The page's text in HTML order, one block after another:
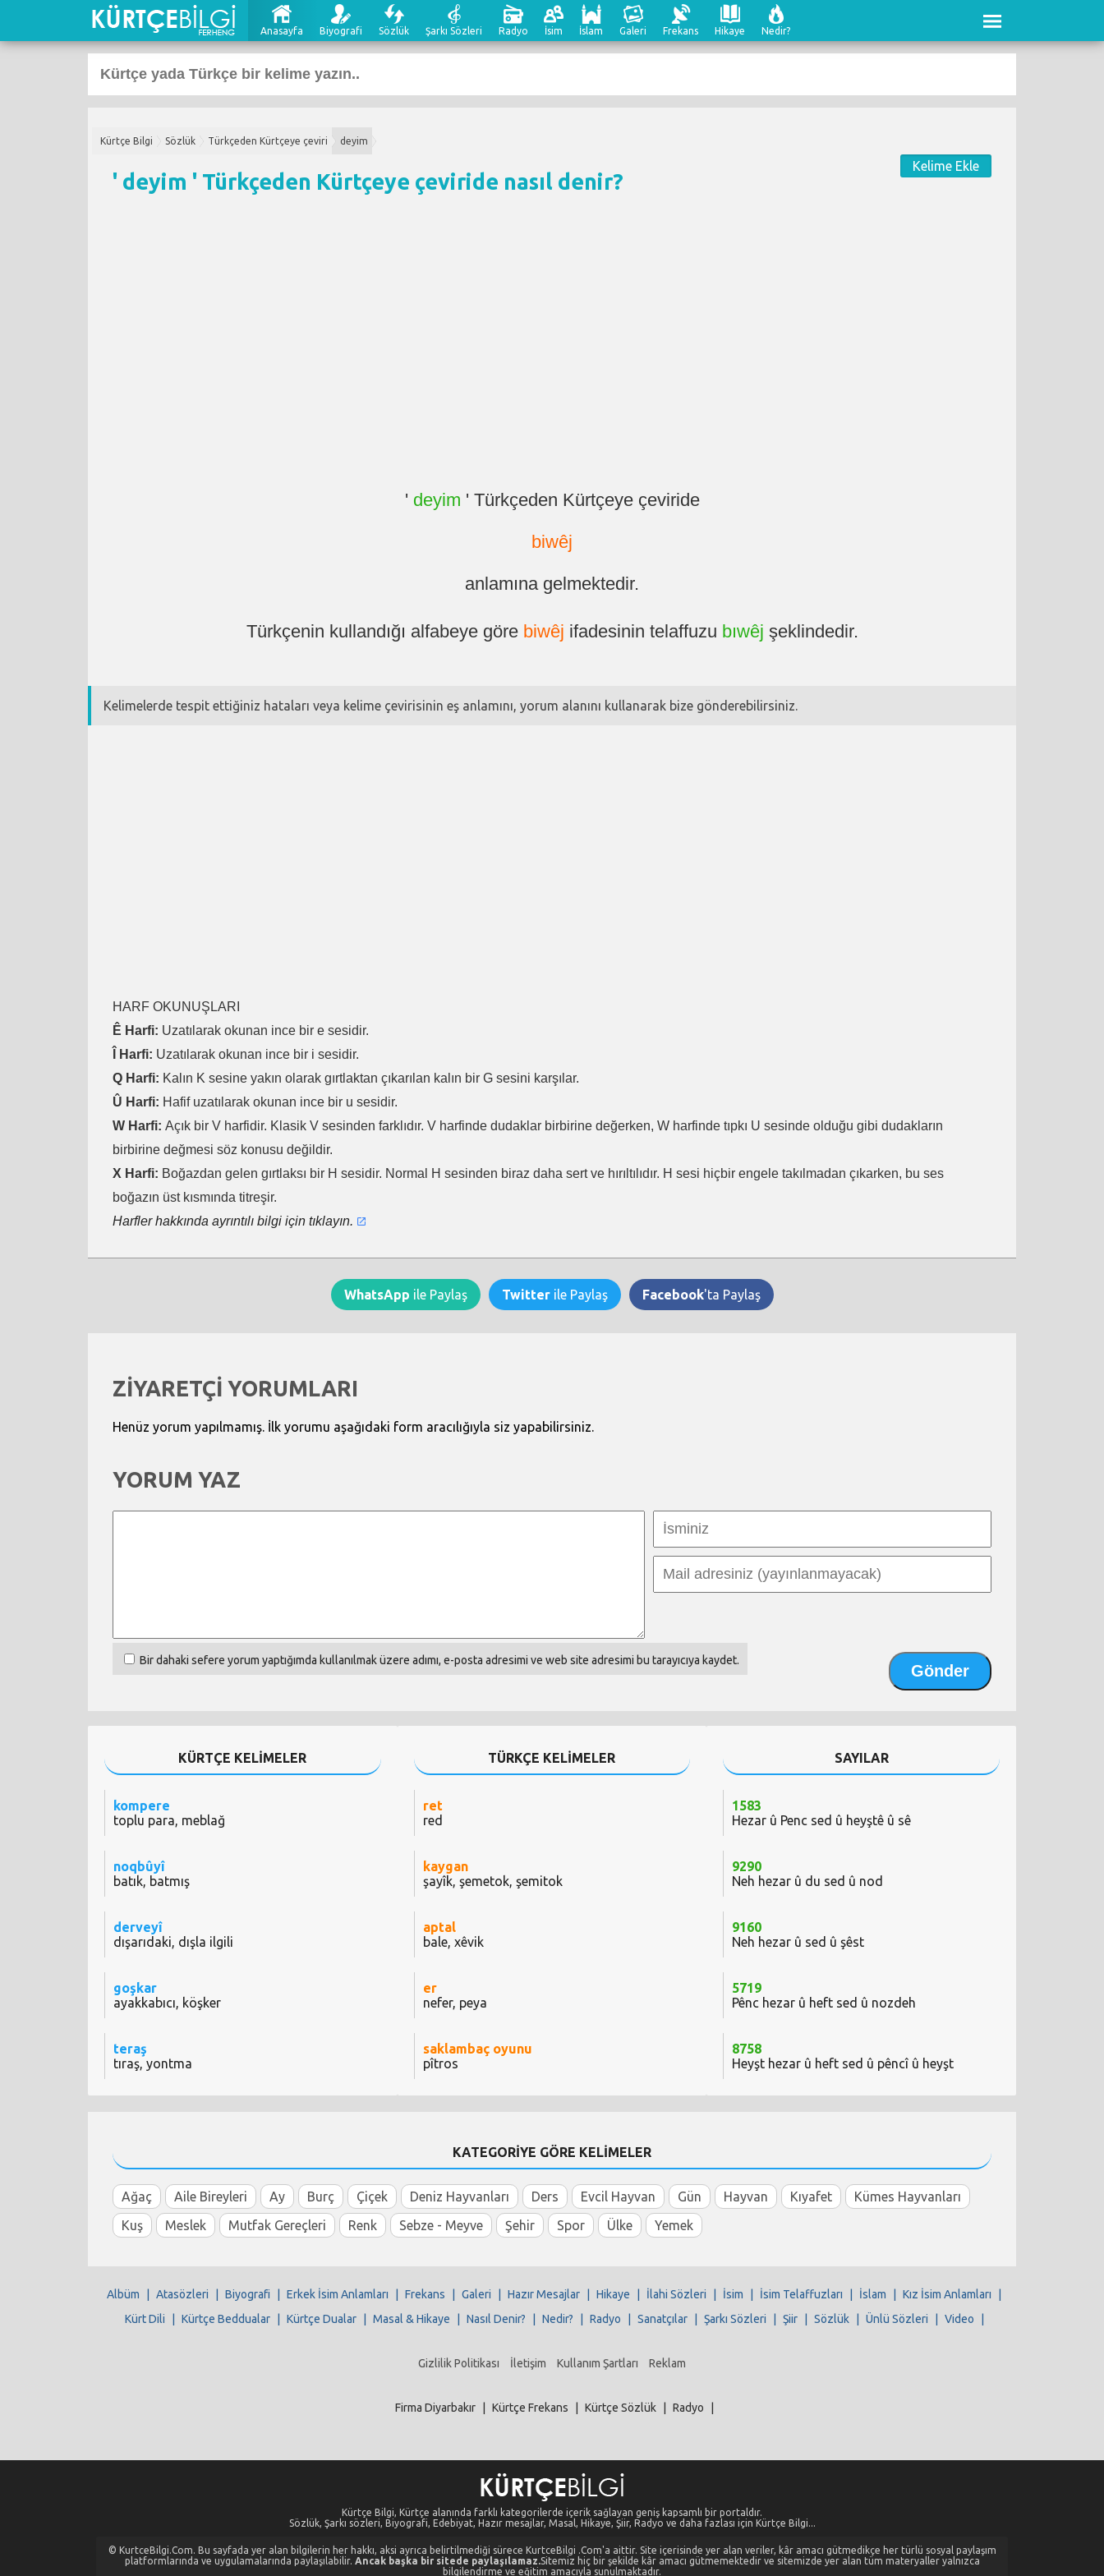
Anasayfa Biyografi Sözlük Şarkı Sözleri Radyo İsim İslam Galeri Frekans Hikaye Nedir?
Kürtçe Bilgi Sözlük Türkçeden Kürtçeye çeviri deyim
Kelime Ekle
' deyim ' Türkçeden Kürtçeye çeviride nasıl denir?
' deyim ' Türkçeden Kürtçeye çeviride
biwêj
anlamına gelmektedir.
Türkçenin kullandığı alfabeye göre biwêj ifadesinin telaffuzu bıwêj şeklindedir.
Kelimelerde tespit ettiğiniz hataları veya kelime çevirisinin eş anlamını, yorum alanını kullanarak bize gönderebilirsiniz.
HARF OKUNUŞLARI
Ê Harfi: Uzatılarak okunan ince bir e sesidir.
Î Harfi: Uzatılarak okunan ince bir i sesidir.
Q Harfi: Kalın K sesine yakın olarak gırtlaktan çıkarılan kalın bir G sesini karşılar.
Û Harfi: Hafif uzatılarak okunan ince bir u sesidir.
W Harfi: Açık bir V harfidir. Klasik V sesinden farklıdır. V harfinde dudaklar birbirine değerken, W harfinde tıpkı U sesinde olduğu gibi dudakların
birbirine değmesi söz konusu değildir.
X Harfi: Boğazdan gelen gırtlaksı bir H sesidir. Normal H sesinden biraz daha sert ve hırıltılıdır. H sesi hiçbir engele takılmadan çıkarken, bu ses
boğazın üst kısmında titreşir.
Harfler hakkında ayrıntılı bilgi için tıklayın.
WhatsApp ile Paylaş Twitterile Paylaş Facebook'ta Paylaş
ZİYARETÇİ YORUMLARI
Henüz yorum yapılmamış. İlk yorumu aşağıdaki form aracılığıyla siz yapabilirsiniz.
YORUM YAZ
Bir dahaki sefere yorum yaptığımda kullanılmak üzere adımı, e-posta adresimi ve web site adresimi bu tarayıcıya kaydet.
KÜRTÇE KELİMELER
kompere
toplu para, meblağ
noqbûyî
batık, batmış
derveyî
dışarıdaki, dışla ilgili
goşkar
ayakkabıcı, köşker
teraş
tıraş, yontma
TÜRKÇE KELİMELER
ret
red
kaygan
şayîk, şemetok, şemitok
aptal
bale, xêvik
er
nefer, peya
saklambaç oyunu
pîtros
SAYILAR
1583
Hezar û Penc sed û heyştê û sê
9290
Neh hezar û du sed û nod
9160
Neh hezar û sed û şêst
5719
Pênc hezar û heft sed û nozdeh
8758
Heyşt hezar û heft sed û pêncî û heyşt
KATEGORİYE GÖRE KELİMELER
Ağaç Aile Bireyleri Ay Burç Çiçek Deniz Hayvanları Ders Evcil Hayvan Gün Hayvan Kıyafet
Kümes Hayvanları
Kuş
Meslek Mutfak Gereçleri Renk Sebze - Meyve Şehir Spor Ülke Yemek
Albüm Atasözleri Biyografi Erkek İsim Anlamları Frekans Galeri Hazır Mesajlar Hikaye İlahi Sözleri İsim İsim Telaffuzları İslam Kız İsim Anlamları
Kürt Dili
Kürtçe Beddualar Kürtçe Dualar Masal & Hikaye Nasıl Denir? Nedir? Radyo Sanatçılar Şarkı Sözleri Şiir Sözlük Ünlü Sözleri Video
Gizlilik Politikası İletişim Kullanım Şartları Reklam
Firma Diyarbakır Kürtçe Frekans Kürtçe Sözlük Radyo
Kürtçe Bilgi, Kürtçe alanında farklı kategorilerde içerik sağlayan geniş kapsamlı bir portaldır.
Sözlük, Şarkı sözleri, Biyografi, Edebiyat, Hazır mesajlar, Masal, Hikaye, Şiir, Radyo ve daha fazlası için Kürtçe Bilgi...
© KurtceBilgi.Com. Bu sayfada yer alan bilgilerin her hakkı, aksi ayrıca belirtilmediği sürece KurtceBilgi .Com'a aittir. Site içerisinde yer alan veriler, kâr amacı gütmedikçe her türlü sosyal paylaşım
platformlarında ve uygulamalarında paylaşılabilir. Ancak başka bir sitede paylaşılamaz.Sitemiz hiç bir şekilde kâr amacı gütmemektedir ve sitemizde yer alan tüm materyaller yalnızca
bilgilendirme ve eğitim amacıyla sunulmaktadır.